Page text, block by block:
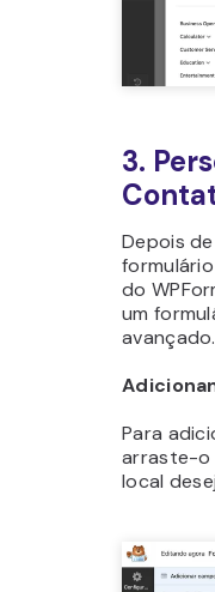
3.
Depois
do
um
avançado.
Para
arraste-o
local